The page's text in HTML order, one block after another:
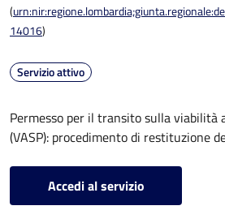
(
14016)
Servizio attivo
Permesso per il transito sulla viabilità
(VASP): procedimento di restituzione
Accedi al servizio